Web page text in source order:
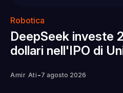
Robotica
DeepSeek investe
dollari nell'IPO di
Amir Ati -7 agosto 2026